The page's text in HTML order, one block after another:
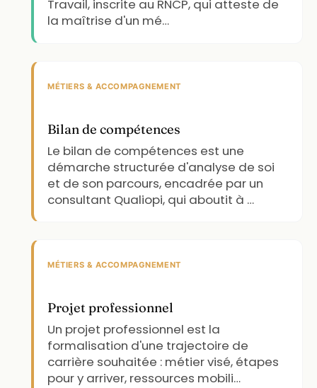
Travail, inscrite au RNCP, qui atteste de
la maîtrise d'un mé…
MÉTIERS & ACCOMPAGNEMENT
Bilan de compétences
Le bilan de compétences est une
démarche structurée d'analyse de soi
et de son parcours, encadrée par un
consultant Qualiopi, qui aboutit à …
MÉTIERS & ACCOMPAGNEMENT
Projet professionnel
Un projet professionnel est la
formalisation d'une trajectoire de
carrière souhaitée : métier visé, étapes
pour y arriver, ressources mobili…